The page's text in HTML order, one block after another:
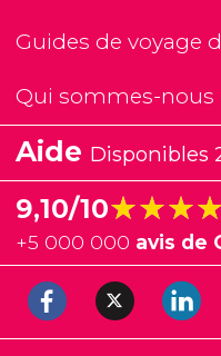
Guides de voyage
Qui sommes-nous
Aide Disponibles
9,10/10
+5 000 000 avis de